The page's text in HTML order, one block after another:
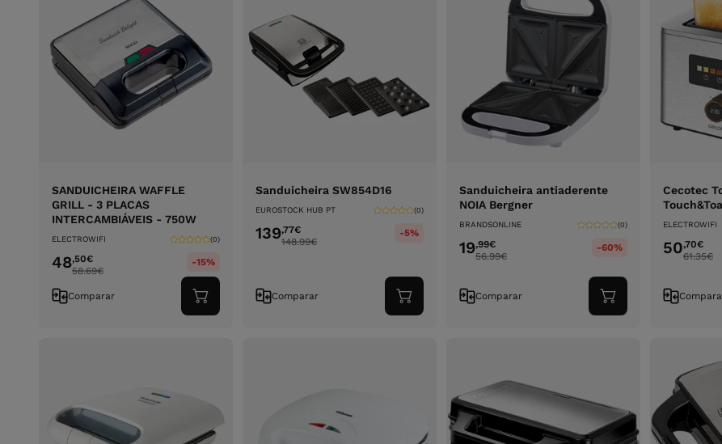
SANDUICHEIRA WAFFLE
GRILL - 3 PLACAS
INTERCAMBIÁVEIS - 750W
ELECTROWIFI (0)
48,50€
58.69€
-15%
Comparar
Adicionar
ao
Sanduicheira SW854D16
EUROSTOCK HUB PT (0)
139,77€
148.99€
-5%
Comparar
Adicionar
ao
Sanduicheira antiaderente
NOIA Bergner
BRANDSONLINE (0)
19,99€
56.99€
-60%
Comparar
Adicionar
ao
Cecotec
ELECTROWIFI
50,70€
61.35€